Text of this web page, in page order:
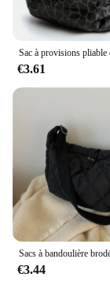
€3.61
€3.44